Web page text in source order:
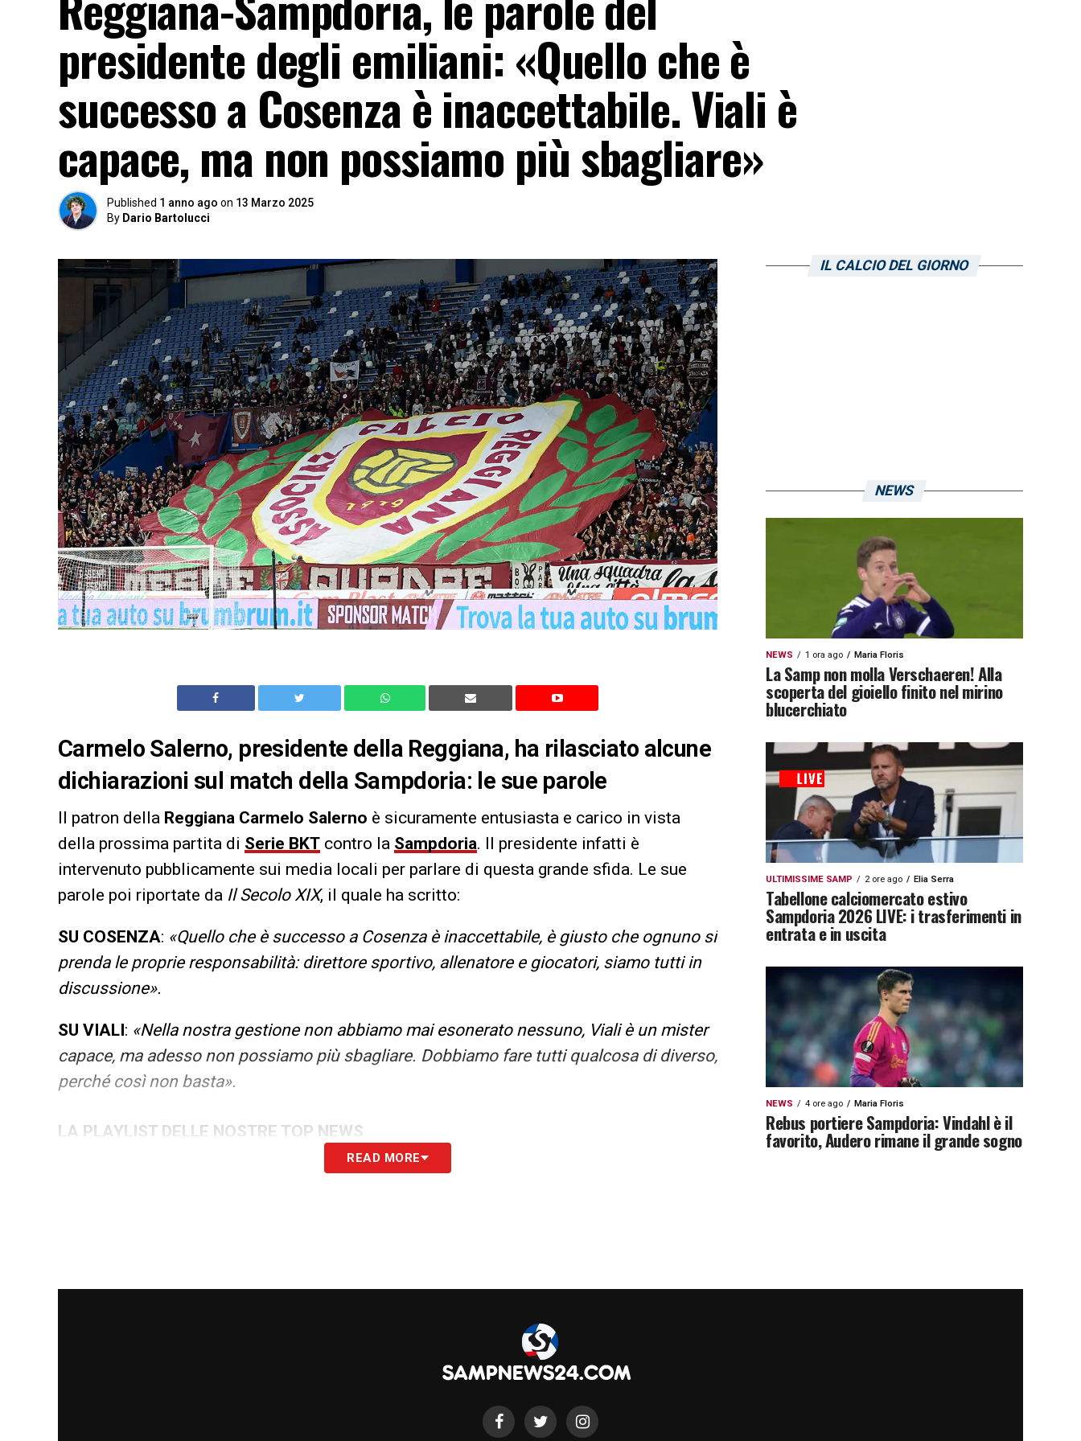
presidente degli emiliani: «Quello che è
successo a Cosenza è inaccettabile. Viali è
capace, ma non possiamo più sbagliare»
Published 1 anno ago on 13 Marzo 2025
By Dario Bartolucci
Carmelo Salerno, presidente della Reggiana, ha rilasciato alcune
dichiarazioni sul match della Sampdoria: le sue parole
Il patron della Reggiana Carmelo Salerno è sicuramente entusiasta e carico in vista
della prossima partita di Serie BKT contro la Sampdoria. Il presidente infatti è
intervenuto pubblicamente sui media locali per parlare di questa grande sfida. Le sue
parole poi riportate da Il Secolo XIX, il quale ha scritto:
SU COSENZA: «Quello che è successo a Cosenza è inaccettabile, è giusto che ognuno si
prenda le proprie responsabilità: direttore sportivo, allenatore e giocatori, siamo tutti in
discussione».
SU VIALI: «Nella nostra gestione non abbiamo mai esonerato nessuno, Viali è un mister
capace, ma adesso non possiamo più sbagliare. Dobbiamo fare tutti qualcosa di diverso,
perché così non basta».
LA PLAYLIST DELLE NOSTRE TOP NEWS
READ MORE
IL CALCIO DEL GIORNO
NEWS
NEWS 1 ora ago Maria Floris
La Samp non molla Verschaeren! Alla
scoperta del gioiello finito nel mirino
blucerchiato
ULTIMISSIME SAMP 2 ore ago Elia Serra
Tabellone calciomercato estivo
Sampdoria 2026 LIVE: i trasferimenti in
entrata e in uscita
NEWS 4 ore ago Maria Floris
Rebus portiere Sampdoria: Vindahl è il
favorito, Audero rimane il grande sogno